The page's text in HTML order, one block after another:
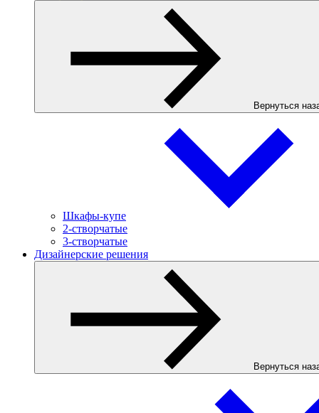
Вернуться
Шкафы-купе
2-створчатые
3-створчатые
Дизайнерские решения
Вернуться